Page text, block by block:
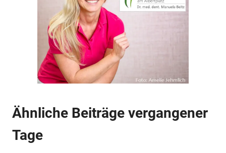
Ähnliche Beiträge vergangener
Tage